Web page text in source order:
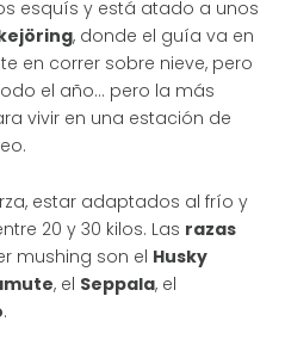
esquís y está atado a unos
, donde el guía va en
en correr sobre nieve, pero
el año… pero la más
vivir en una estación de
estar adaptados al frío y
20 y 30 kilos. Las razas
mushing son el Husky
, el Seppala, el
.